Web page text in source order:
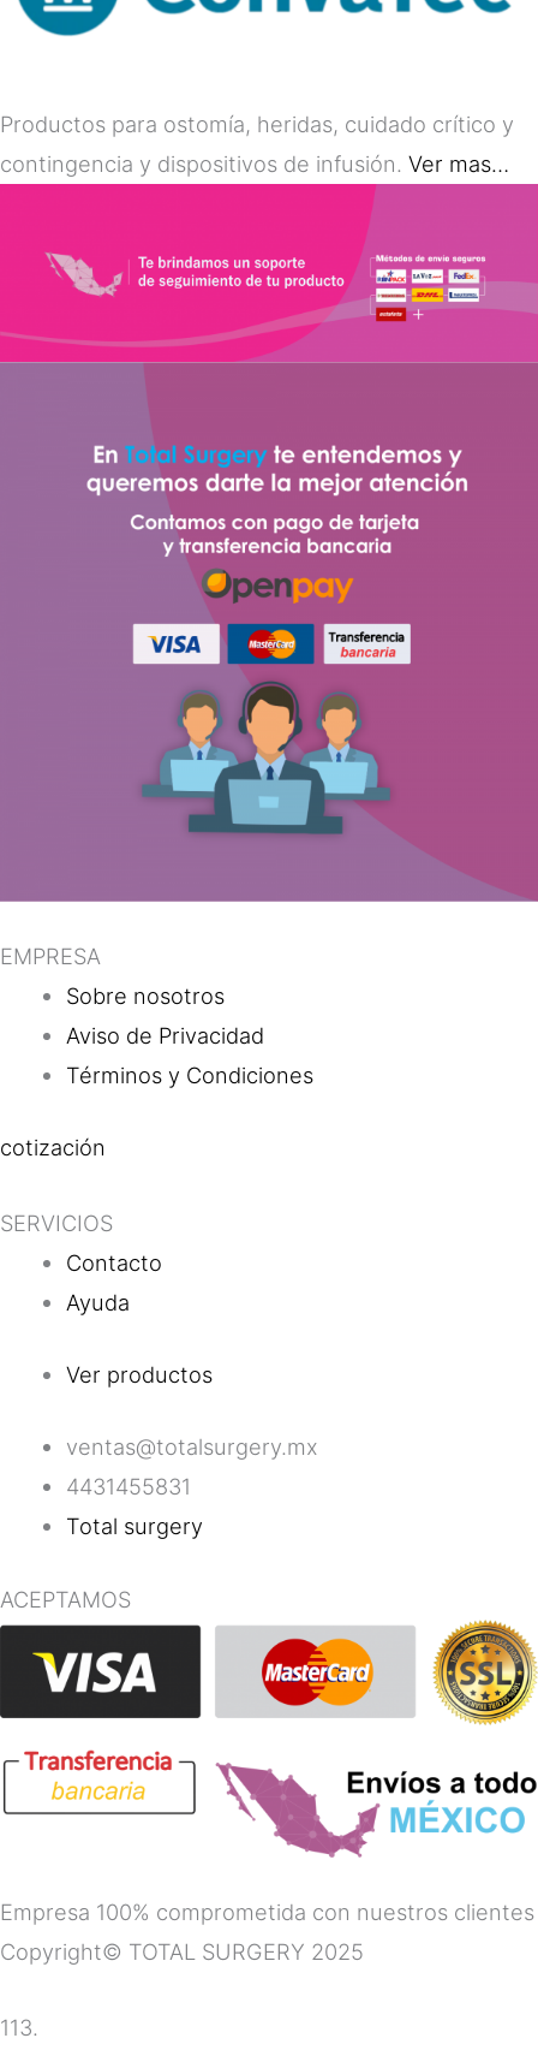
Productos para ostomía, heridas, cuidado crítico y
contingencia y dispositivos de infusión. Ver mas…
EMPRESA
Sobre nosotros
Aviso de Privacidad
Términos y Condiciones
cotización
SERVICIOS
Contacto
Ayuda
Ver productos
ventas@totalsurgery.mx
4431455831
Total surgery
ACEPTAMOS
Empresa 100% comprometida con nuestros clientes
Copyright© TOTAL SURGERY 2025
113.